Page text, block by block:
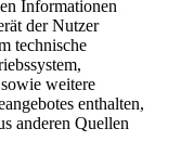
Informationen
der Nutzer
technische
weitere
enthalten,
anderen Quellen